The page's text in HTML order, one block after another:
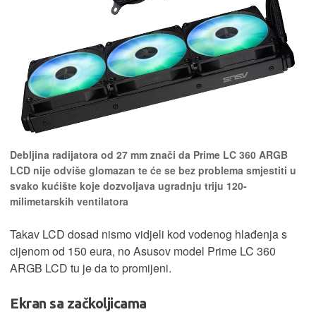
Debljina radijatora od 27 mm znači da Prime LC 360 ARGB
LCD nije odviše glomazan te će se bez problema smjestiti u
svako kućište koje dozvoljava ugradnju triju 120-
milimetarskih ventilatora
Takav LCD dosad nismo vidjeli kod vodenog hlađenja s
cijenom od 150 eura, no Asusov model Prime LC 360
ARGB LCD tu je da to promijeni.
Ekran sa začkoljicama